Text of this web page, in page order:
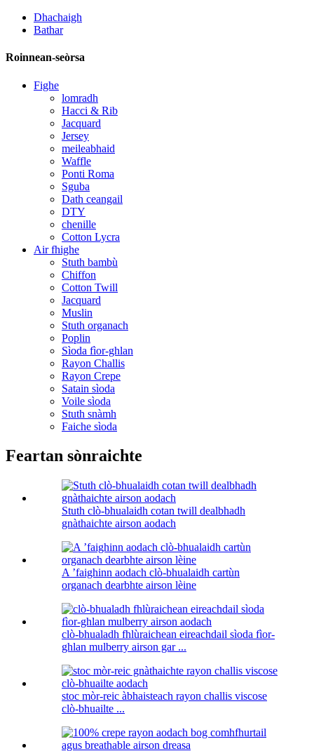
Dhachaigh
Bathar
Roinnean-seòrsa
Fighe
lomradh
Hacci & Rib
Jacquard
Jersey
meileabhaid
Waffle
Ponti Roma
Sguba
Dath ceangail
DTY
chenille
Cotton Lycra
Air fhighe
Stuth bambù
Chiffon
Cotton Twill
Jacquard
Muslin
Stuth organach
Poplin
Sìoda fìor-ghlan
Rayon Challis
Rayon Crepe
Satain sìoda
Voile sìoda
Stuth snàmh
Faiche sìoda
Feartan sònraichte
Stuth clò-bhualaidh cotan twill dealbhadh
gnàthaichte airson aodach
A ’faighinn aodach clò-bhualaidh cartùn
organach dearbhte airson lèine
clò-bhualadh fhlùraichean eireachdail sìoda fìor-
ghlan mulberry airson gar ...
stoc mòr-reic àbhaisteach rayon challis viscose
clò-bhuailte ...